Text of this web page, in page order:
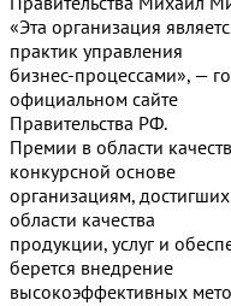
«Эта организация
практик управления
бизнес-процессами», —
официальном сайте
Правительства РФ.
Премии в области
конкурсной основе
организациям,
области качества
продукции, услуг и
берется внедрение
высокоэффективных